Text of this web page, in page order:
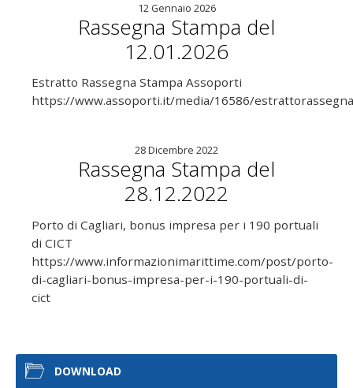
12 Gennaio 2026
Rassegna Stampa del
12.01.2026
Estratto Rassegna Stampa Assoporti
https://www.assoporti.it/media/16586/
28 Dicembre 2022
Rassegna Stampa del
28.12.2022
Porto di Cagliari, bonus impresa per i 190 portuali
di CICT
https://www.informazionimarittime.com/post/porto-
di-cagliari-bonus-impresa-per-i-190-portuali-di-
cict
DOWNLOAD